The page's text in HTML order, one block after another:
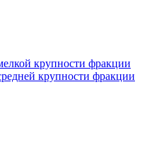
крупности фракции
крупности фракции